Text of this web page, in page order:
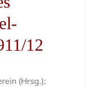
12
(Hrsg.);